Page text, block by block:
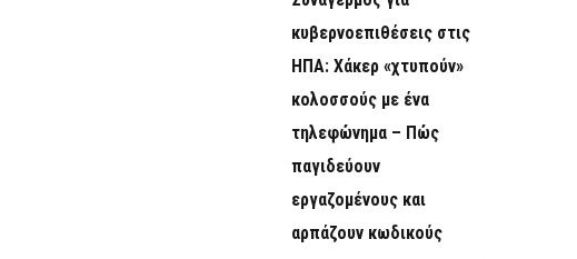
κυβερνοεπιθέσεις στις
ΗΠΑ: Χάκερ «χτυπούν»
κολοσσούς με ένα
τηλεφώνημα – Πώς
παγιδεύουν
εργαζομένους και
αρπάζουν κωδικούς